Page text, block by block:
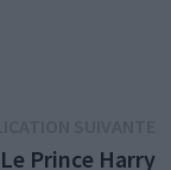
Le Prince Harry